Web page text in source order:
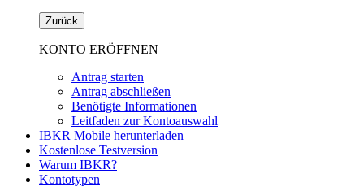
Zurück
KONTO ERÖFFNEN
Antrag starten
Antrag abschließen
Benötigte Informationen
Leitfaden zur Kontoauswahl
IBKR Mobile herunterladen
Kostenlose Testversion
Warum IBKR?
Kontotypen